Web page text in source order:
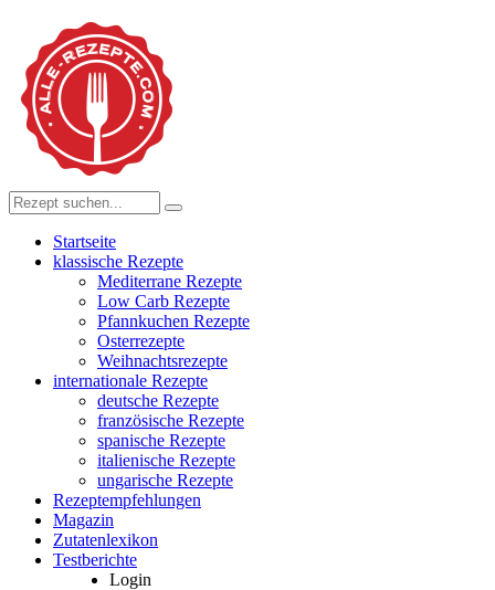
Startseite
klassische Rezepte
Mediterrane Rezepte
Low Carb Rezepte
Pfannkuchen Rezepte
Osterrezepte
Weihnachtsrezepte
internationale Rezepte
deutsche Rezepte
französische Rezepte
spanische Rezepte
italienische Rezepte
ungarische Rezepte
Rezeptempfehlungen
Magazin
Zutatenlexikon
Testberichte
Login